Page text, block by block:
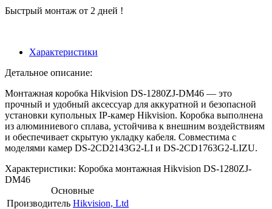
Быстрый монтаж от 2 дней !
Характеристики
Детальное описание:
Монтажная коробка Hikvision DS-1280ZJ-DM46 — это
прочный и удобный аксессуар для аккуратной и безопасной
установки купольных IP-камер Hikvision. Коробка выполнена
из алюминиевого сплава, устойчива к внешним воздействиям
и обеспечивает скрытую укладку кабеля. Совместима с
моделями камер DS-2CD2143G2-LI и DS-2CD1763G2-LIZU.
Характеристики: Коробка монтажная Hikvision DS-1280ZJ-
DM46
Основные
Производитель Hikvision, Ltd